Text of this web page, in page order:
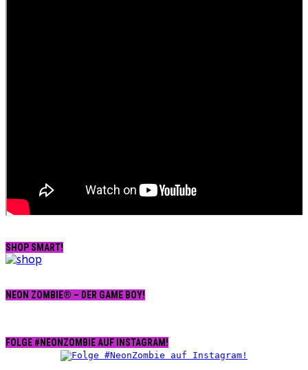
SHOP SMART!
NEON ZOMBIE® – DER GAME BOY!
FOLGE #NEONZOMBIE AUF INSTAGRAM!